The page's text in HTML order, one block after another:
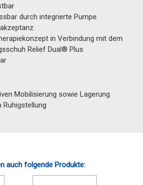
durch integrierte Pumpe
in Verbindung mit dem
Relief Dual® Plus
Mobilisierung sowie Lagerung
auch folgende Produkte: